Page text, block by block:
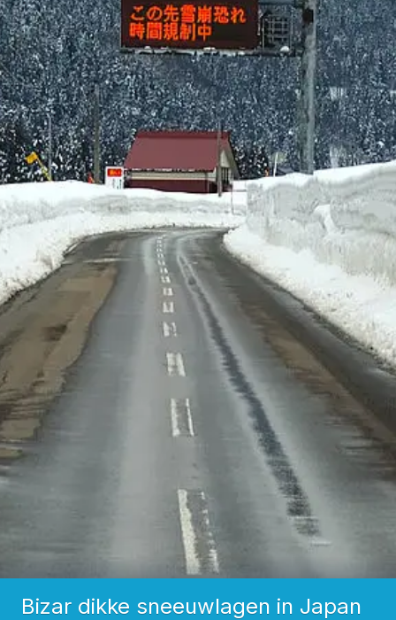
Bizar dikke sneeuwlagen in Japan